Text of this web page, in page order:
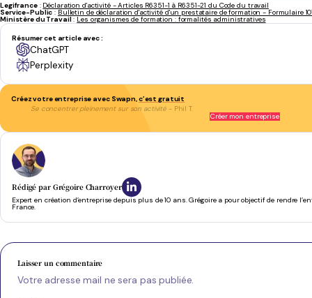
Legifrance: Déclaration d'activité - Articles R6351-1 à R6351-21 du Code du travail
Service-Public:Bulletin de déclaration d'activité d'un prestataire de formation - Formulaire
Ministère du Travail:Les organismes de formation : formalités administratives
Résumer cet article avec :
ChatGPT
Perplexity
Créez votre entreprise avec Swapn,c’est gratuit
Se concentrer pleinement sur son activité - Phil T.
Créer mon entreprise
Rédigé par Grégoire Charroyer
Expert en création d’entreprise depuis plus de 10 ans. Grégoire a pour objectif de rendre
France.
Laisser un commentaire
Votre adresse mail ne sera pas publiée.